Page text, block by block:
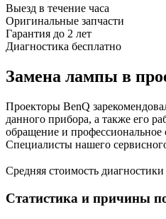
Выезд в течение часа
Оригинальные запчасти
Гарантия до 2 лет
Диагностика бесплатно
Замена лампы в
Проекторы BenQ
данного прибора, а также его
обращение и профессиональное
Специалисты нашего
Средняя стоимость
Статистика и причины